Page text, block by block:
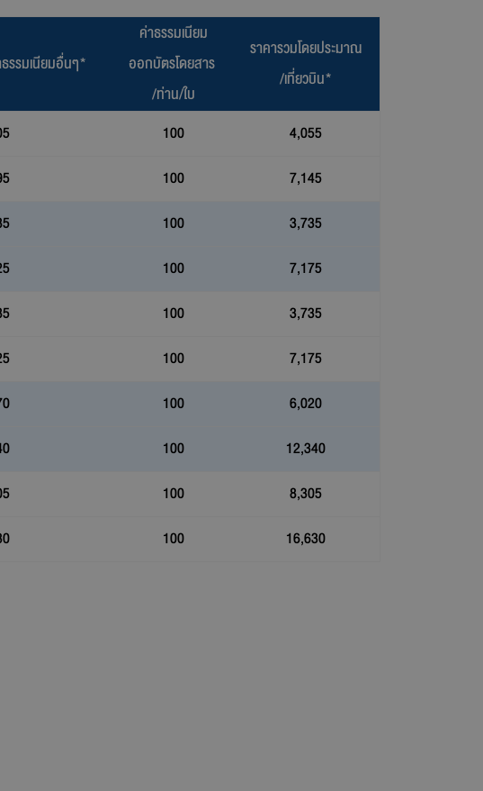
รรมเนียมอื่นๆ*
ค่าธรรมเนียม
ออกบัตรโดยสาร
/ท่าน/ใบ
ราคารวมโดยประมาณ
/เที่ยวบิน*
100
4,055
100 7,145
100
3,735
100 7,175
100
3,735
100 7,175
100
6,020
100 12,340
100
8,305
100 16,630